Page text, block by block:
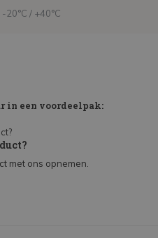
-20°C / +40°C
in een voordeelpak:
met ons opnemen.